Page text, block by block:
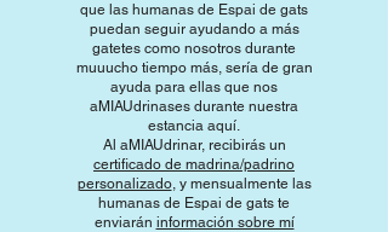
que las humanas de Espai de gats
puedan seguir ayudando a más
gatetes como nosotros durante
muuucho tiempo más, sería de gran
ayuda para ellas que nos
aMIAUdrinases durante nuestra
estancia aquí.
Al aMIAUdrinar, recibirás un
certificado de madrina/padrino
personalizado, y mensualmente las
humanas de Espai de gats te
enviarán información sobre mí